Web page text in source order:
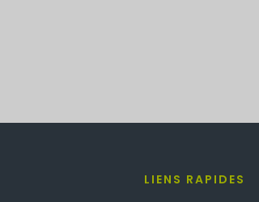
LIENS RAPIDES